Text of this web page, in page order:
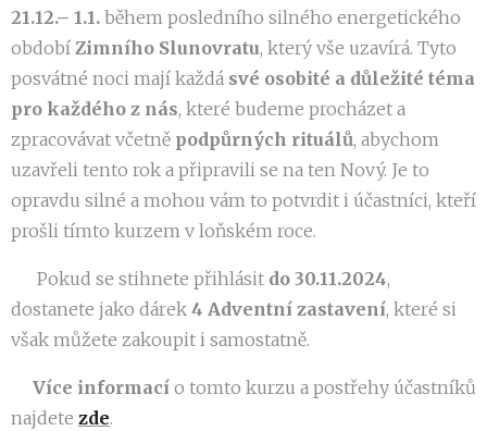
21.12.– 1.1. během posledního silného energetického
období Zimního Slunovratu, který vše uzavírá. Tyto
posvátné noci mají každá své osobité a důležité téma
pro každého z nás, které budeme procházet a
zpracovávat včetně podpůrných rituálů, abychom
uzavřeli tento rok a připravili se na ten Nový. Je to
opravdu silné a mohou vám to potvrdit i účastníci, kteří
prošli tímto kurzem v loňském roce.
👉 Pokud se stihnete přihlásit do 30.11.2024,
dostanete jako dárek 4 Adventní zastavení, které si
však můžete zakoupit i samostatně.
Více informací o tomto kurzu a postřehy účastníků
najdete zde.